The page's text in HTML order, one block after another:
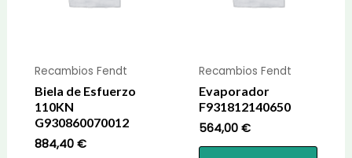
Recambios Fendt
Biela de Esfuerzo
110KN
G930860070012
884,40 €
Recambios Fendt
Evaporador
F931812140650
564,00€